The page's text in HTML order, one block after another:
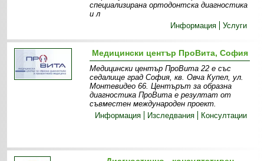
специализирана ортодонтска диагностика
и л
Информация
Услуги
Медицински център ПроВита, София
Медицински център ПроВита 22 е със
седалище град София, кв. Овча Купел, ул.
Монтевидео 66. Центърът за образна
диагностика ПроВита e резултат от
съвместен международен проект.
Информация
Изследвания Консултации